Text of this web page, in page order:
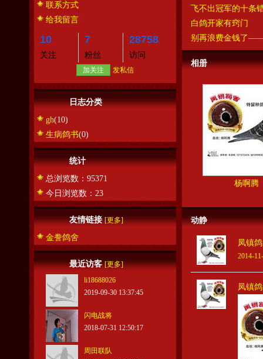
联系方式
给我留言
10
关注
7
粉丝
28758
访问
加关注 发私信
日志分类
gh(10)
生病鸽书(0)
统计
总浏览数：95371
今日浏览数：23
友情链接[更多]
金誊鸽舍
最近访客[更多]
li18688026
2019-09-30 13:37:45
闪电战将
2018-07-31 12:50:17
周田联队
飞不出冠军的十条
白鸽开家有窍门
别再浪费金钱了
相册
杨啊腾
动静
凤镇
2014-
凤镇